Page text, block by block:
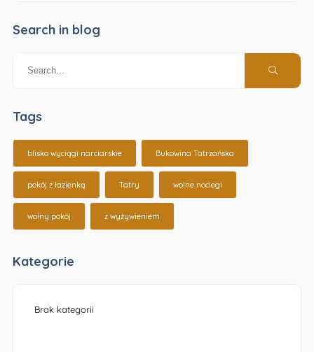
Search in blog
Tags
blisko wyciągi narciarskie Bukowina Tatrzańska
pokój z łazienką Tatry wolne noclegi
wolny pokój z wyżywieniem
Kategorie
Brak kategorii